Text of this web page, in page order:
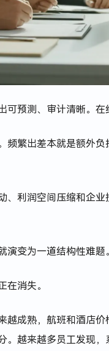
可预测、审计清晰。
频繁出差本就是额外
、利润空间压缩和企
变为一道结构性难题。
在消失。
越成熟，航班和酒店
。越来越多员工发现，